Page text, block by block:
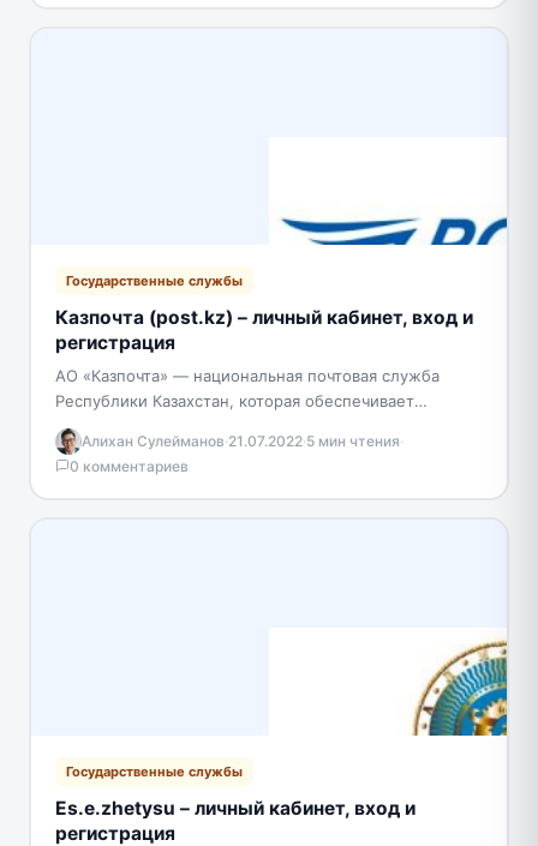
Государственные службы
Казпочта (post.kz) – личный кабинет, вход и
регистрация
АО «Казпочта» — национальная почтовая служба
Республики Казахстан, которая обеспечивает
надежную и быструю доставку различных
отправлений. Выгодные тарифы, высокое качество
обслуживания и…
Алихан Сулейманов·21.07.2022·5 мин чтения·
0 комментариев
Государственные службы
Es.e.zhetysu – личный кабинет, вход и
регистрация